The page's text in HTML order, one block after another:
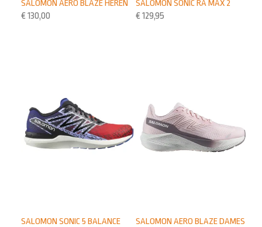
SALOMON SONIC RA MAX 2
€ 129,95
SALOMON AERO BLAZE HEREN
€ 130,00
SALOMON AERO BLAZE DAMES
SALOMON SONIC 5 BALANCE